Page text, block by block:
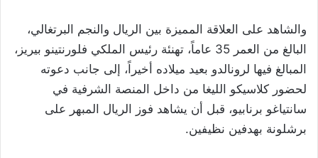
والشاهد على العلاقة المميزة بين الريال والنجم البرتغالي،
البالغ من العمر 35 عاماً، تهنئة رئيس الملكي فلورنتينو بيريز،
المبالغ فيها لرونالدو بعيد ميلاده أخيراً، إلى جانب دعوته
لحضور كلاسيكو الليغا من داخل المنصة الشرفية في
سانتياغو برنابيو، قبل أن يشاهد فوز الريال المبهر على
برشلونة بهدفين نظيفين.